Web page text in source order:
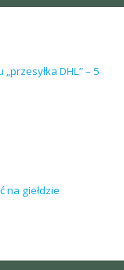
DHL” – 5
na giełdzie